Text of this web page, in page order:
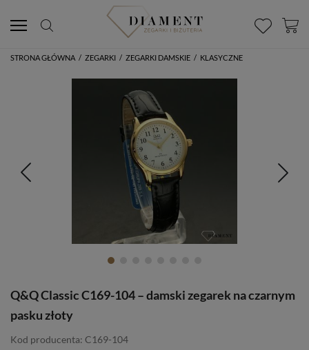
STRONA GŁÓWNA / ZEGARKI / ZEGARKI DAMSKIE / KLASYCZNE
Q&Q Classic C169-104 – damski zegarek na czarnym
pasku złoty
Kod producenta: C169-104